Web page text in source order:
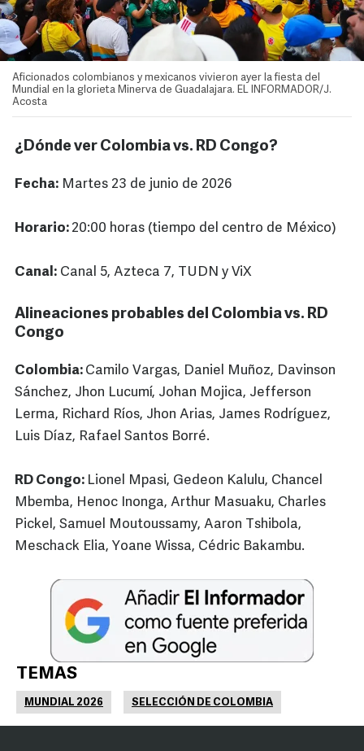
Aficionados colombianos y mexicanos vivieron ayer la fiesta del
Mundial en la glorieta Minerva de Guadalajara. EL INFORMADOR/J.
Acosta
¿Dónde ver Colombia vs. RD Congo?
Fecha: Martes 23 de junio de 2026
Horario: 20:00 horas (tiempo del centro de México)
Canal: Canal 5, Azteca 7, TUDN y ViX
Alineaciones probables del Colombia vs. RD
Congo
Colombia: Camilo Vargas, Daniel Muñoz, Davinson
Sánchez, Jhon Lucumí, Johan Mojica, Jefferson
Lerma, Richard Ríos, Jhon Arias, James Rodríguez,
Luis Díaz, Rafael Santos Borré.
RD Congo: Lionel Mpasi, Gedeon Kalulu, Chancel
Mbemba, Henoc Inonga, Arthur Masuaku, Charles
Pickel, Samuel Moutoussamy, Aaron Tshibola,
Meschack Elia, Yoane Wissa, Cédric Bakambu.
TEMAS
MUNDIAL 2026 SELECCIÓN DE COLOMBIA